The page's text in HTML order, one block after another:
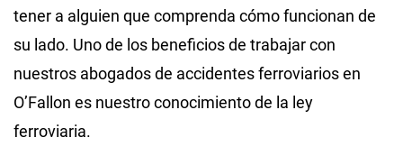
tener a alguien que comprenda cómo funcionan de
su lado. Uno de los beneficios de trabajar con
nuestros abogados de accidentes ferroviarios en
O’Fallon es nuestro conocimiento de la ley
ferroviaria.